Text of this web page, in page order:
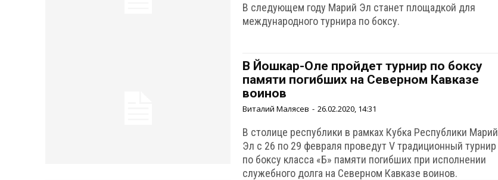
В следующем году Марий Эл станет площадкой для
международного турнира по боксу.
В Йошкар-Оле пройдет турнир по боксу
памяти погибших на Северном Кавказе
воинов
Виталий Малясев - 26.02.2020, 14:31
В столице республики в рамках Кубка Республики Марий
Эл с 26 по 29 февраля проведут V традиционный турнир
по боксу класса «Б» памяти погибших при исполнении
служебного долга на Северном Кавказе воинов.